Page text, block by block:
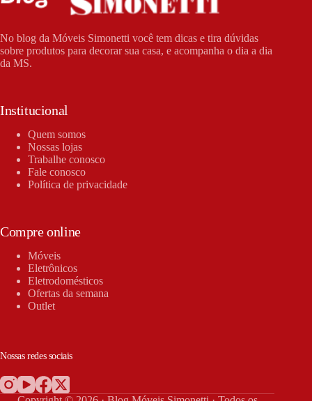
No blog da Móveis Simonetti você tem dicas e tira dúvidas
sobre produtos para decorar sua casa, e acompanha o dia a dia
da MS.
Institucional
Quem somos
Nossas lojas
Trabalhe conosco
Fale conosco
Política de privacidade
Compre online
Móveis
Eletrônicos
Eletrodomésticos
Ofertas da semana
Outlet
Nossas redes sociais